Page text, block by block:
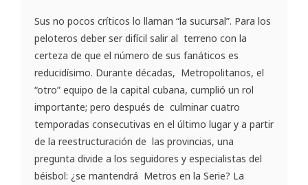
Sus no pocos críticos lo llaman “la sucursal”. Para los
peloteros deber ser difícil salir al terreno con la
certeza de que el número de sus fanáticos es
reducidísimo. Durante décadas, Metropolitanos, el
“otro” equipo de la capital cubana, cumplió un rol
importante; pero después de culminar cuatro
temporadas consecutivas en el último lugar y a partir
de la reestructuración de las provincias, una
pregunta divide a los seguidores y especialistas del
béisbol: ¿se mantendrá Metros en la Serie? La